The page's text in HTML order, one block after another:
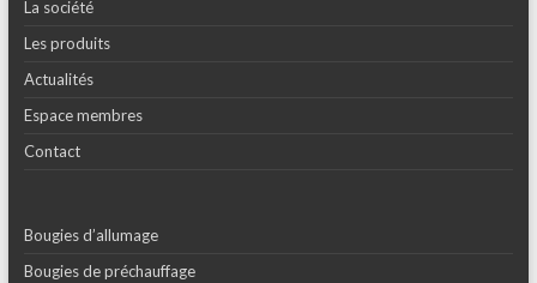
La société
Les produits
Actualités
Espace membres
Contact
Bougies d’allumage
Bougies de préchauffage